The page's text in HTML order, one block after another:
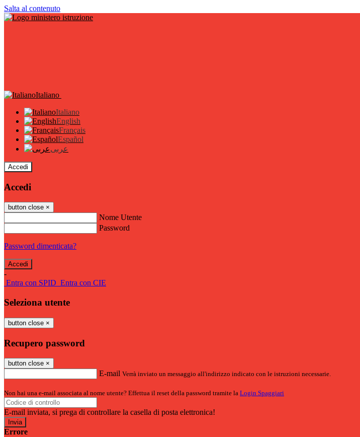
Salta al contenuto
Italiano
Italiano
English
Français
Español
عربى
Accedi
Accedi
button close ×
Nome Utente
Password
Password dimenticata?
-
Entra con SPID Entra con CIE
Seleziona utente
button close ×
Recupero password
button close ×
E-mail Verrà inviato un messaggio all'indirizzo indicato con le istruzioni necessarie.
Non hai una e-mail associata al nome utente? Effettua il reset della password tramite la Login Spaggiari
E-mail inviata, si prega di controllare la casella di posta elettronica!
Errore